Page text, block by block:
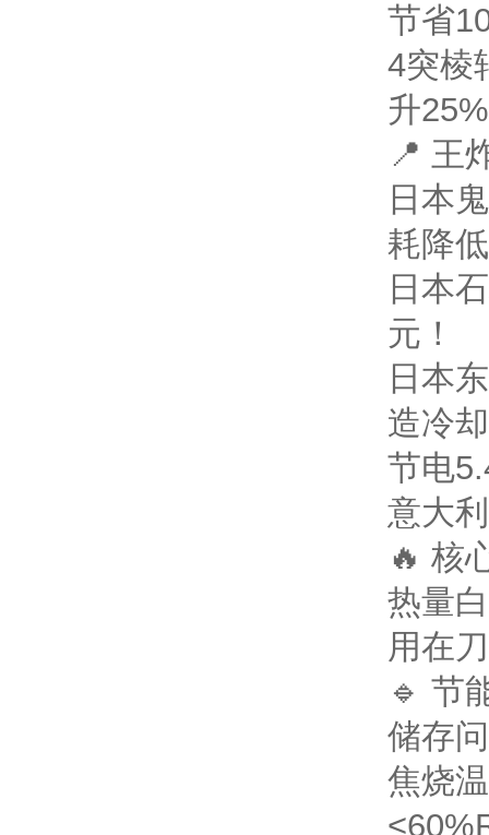
节省
4突棱
升25%
📍 王
日本
耗降
日本
元！
日本
造冷
节电
意大
🔥 核
热量
用在
🔹 节
储存
焦烧